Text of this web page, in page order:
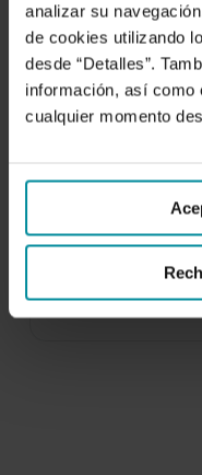
analizar su
de cookies utilizando
desde “Detalles”.
información, así como
cualquier momento
dichogamy
1 de agosto de 2008
case of
beetle…